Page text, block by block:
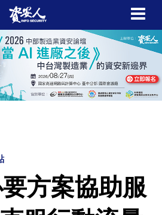
方案協助服